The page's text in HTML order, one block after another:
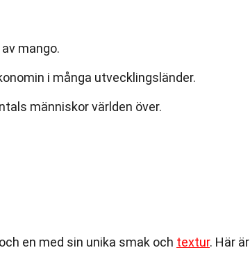
mango.
i många utvecklingsländer.
människor världen över.
en med sin unika smak och textur. Här är